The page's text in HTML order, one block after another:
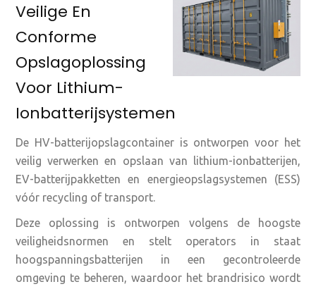
Veilige En
Conforme
Opslagoplossing
Voor Lithium-
Ionbatterijsystemen
De HV-batterijopslagcontainer is ontworpen voor het
veilig verwerken en opslaan van lithium-ionbatterijen,
EV-batterijpakketten en energieopslagsystemen (ESS)
vóór recycling of transport.
Deze oplossing is ontworpen volgens de hoogste
veiligheidsnormen en stelt operators in staat
hoogspanningsbatterijen in een gecontroleerde
omgeving te beheren, waardoor het brandrisico wordt